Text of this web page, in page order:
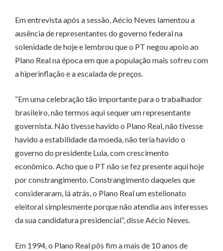
Em entrevista após a sessão, Aécio Neves lamentou a
ausência de representantes do governo federal na
solenidade de hoje e lembrou que o PT negou apoio ao
Plano Real na época em que a população mais sofreu com
a hiperinflação e a escalada de preços.
“Em uma celebração tão importante para o trabalhador
brasileiro, não termos aqui sequer um representante
governista. Não tivesse havido o Plano Real, não tivesse
havido a estabilidade da moeda, não teria havido o
governo do presidente Lula, com crescimento
econômico. Acho que o PT não se fez presente aqui hoje
por constrangimento. Constrangimento daqueles que
consideraram, lá atrás, o Plano Real um estelionato
eleitoral simplesmente porque não atendia aos interesses
da sua candidatura presidencial”, disse Aécio Neves.
Em 1994, o Plano Real pôs fim a mais de 10 anos de